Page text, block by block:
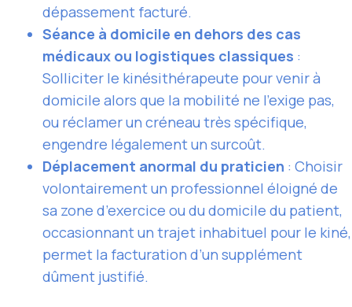
dépassement facturé.
Séance à domicile en dehors des cas
médicaux ou logistiques classiques :
Solliciter le kinésithérapeute pour venir à
domicile alors que la mobilité ne l’exige pas,
ou réclamer un créneau très spécifique,
engendre légalement un surcoût.
Déplacement anormal du praticien : Choisir
volontairement un professionnel éloigné de
sa zone d’exercice ou du domicile du patient,
occasionnant un trajet inhabituel pour le kiné,
permet la facturation d’un supplément
dûment justifié.